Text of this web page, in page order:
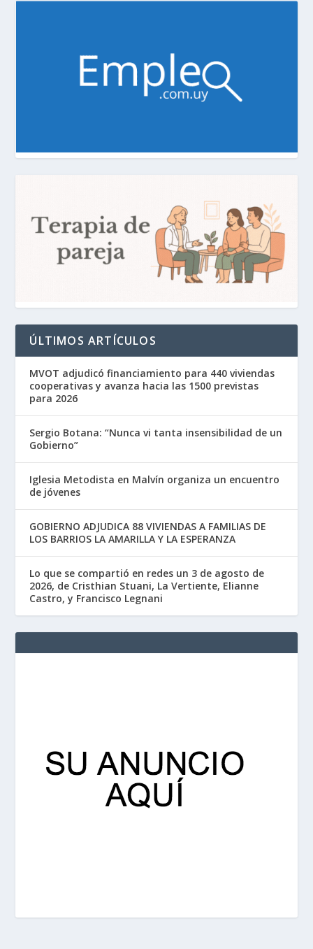
ÚLTIMOS ARTÍCULOS
MVOT adjudicó financiamiento para 440 viviendas
cooperativas y avanza hacia las 1500 previstas
para 2026
Sergio Botana: “Nunca vi tanta insensibilidad de un
Gobierno”
Iglesia Metodista en Malvín organiza un encuentro
de jóvenes
GOBIERNO ADJUDICA 88 VIVIENDAS A FAMILIAS DE
LOS BARRIOS LA AMARILLA Y LA ESPERANZA
Lo que se compartió en redes un 3 de agosto de
2026, de Cristhian Stuani, La Vertiente, Elianne
Castro, y Francisco Legnani